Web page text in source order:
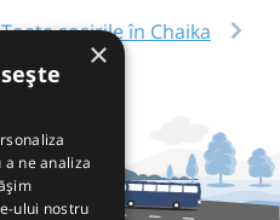
Toate sosirile în Chaika
×
ne analiza
ului nostru